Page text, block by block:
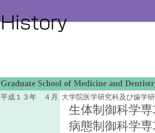
Graduate School of Medicine and
平成１３年 ４月 大学院医学研究科及び歯学
生体制御科学
病態制御科学